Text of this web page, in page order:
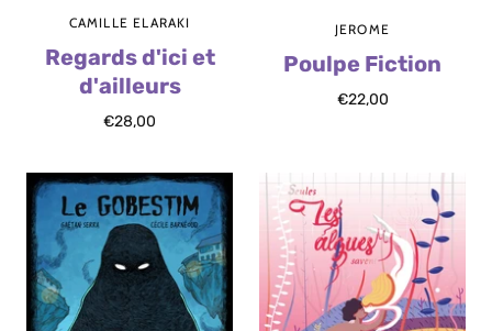
CAMILLE ELARAKI
Regards d'ici et
d'ailleurs
€28,00
JEROME
Poulpe Fiction
€22,00